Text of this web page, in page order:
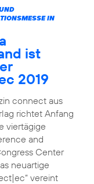
IN
ist
2019
connect aus
richtet Anfang
viertägige
and
Center
neuartige
vereint